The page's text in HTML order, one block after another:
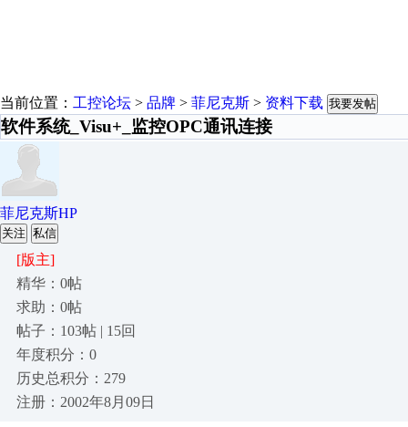
当前位置： 工控论坛 > 品牌 > 菲尼克斯 > 资料下载 我要发帖
软件系统_Visu+_监控OPC通讯连接
菲尼克斯HP
关注 私信
[版主]
精华：0帖
求助：0帖
帖子：103帖 | 15回
年度积分：0
历史总积分：279
注册：2002年8月09日